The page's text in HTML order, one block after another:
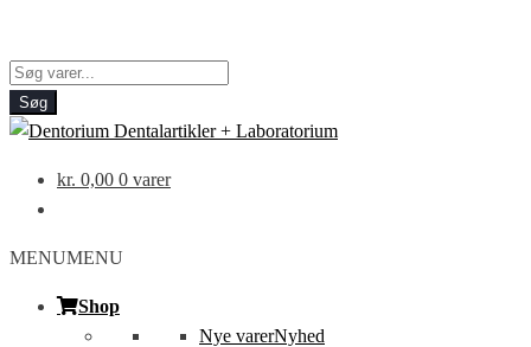
Products
search
Søg
kr. 0,00 0 varer
MENUMENU
Shop
Nye varerNyhed